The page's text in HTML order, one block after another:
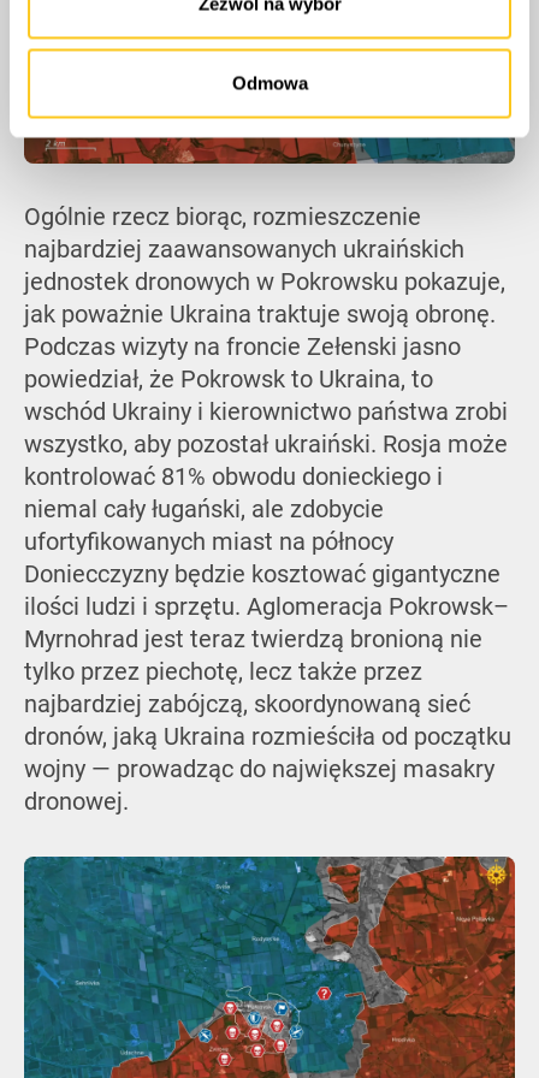
Odmowa
Ogólnie rzecz biorąc, rozmieszczenie
najbardziej zaawansowanych ukraińskich
jednostek dronowych w Pokrowsku pokazuje,
jak poważnie Ukraina traktuje swoją obronę.
Podczas wizyty na froncie Zełenski jasno
powiedział, że Pokrowsk to Ukraina, to
wschód Ukrainy i kierownictwo państwa zrobi
wszystko, aby pozostał ukraiński. Rosja może
kontrolować 81% obwodu donieckiego i
niemal cały ługański, ale zdobycie
ufortyfikowanych miast na północy
Doniecczyzny będzie kosztować gigantyczne
ilości ludzi i sprzętu. Aglomeracja Pokrowsk–
Myrnohrad jest teraz twierdzą bronioną nie
tylko przez piechotę, lecz także przez
najbardziej zabójczą, skoordynowaną sieć
dronów, jaką Ukraina rozmieściła od początku
wojny — prowadząc do największej masakry
dronowej.